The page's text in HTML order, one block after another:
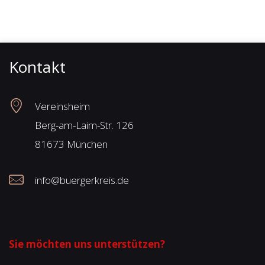
Kontakt
Vereinsheim
Berg-am-Laim-Str. 126
81673 München
info@buergerkreis.de
Sie möchten uns unterstützen?